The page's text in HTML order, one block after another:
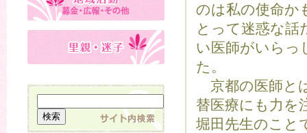
のは私の使命
とって迷惑な話
い医師がいらっ
た。
京都の医師と
替医療にも力を
堀田先生のこと